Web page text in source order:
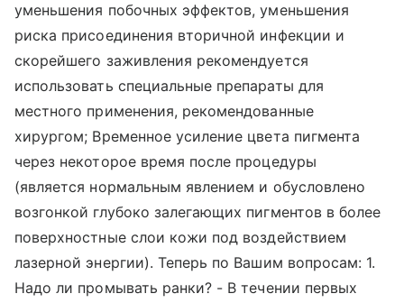
уменьшения побочных эффектов, уменьшения
риска присоединения вторичной инфекции и
скорейшего заживления рекомендуется
использовать специальные препараты для
местного применения, рекомендованные
хирургом; Временное усиление цвета пигмента
через некоторое время после процедуры
(является нормальным явлением и обусловлено
возгонкой глубоко залегающих пигментов в более
поверхностные слои кожи под воздействием
лазерной энергии). Теперь по Вашим вопросам: 1.
Надо ли промывать ранки? - В течении первых